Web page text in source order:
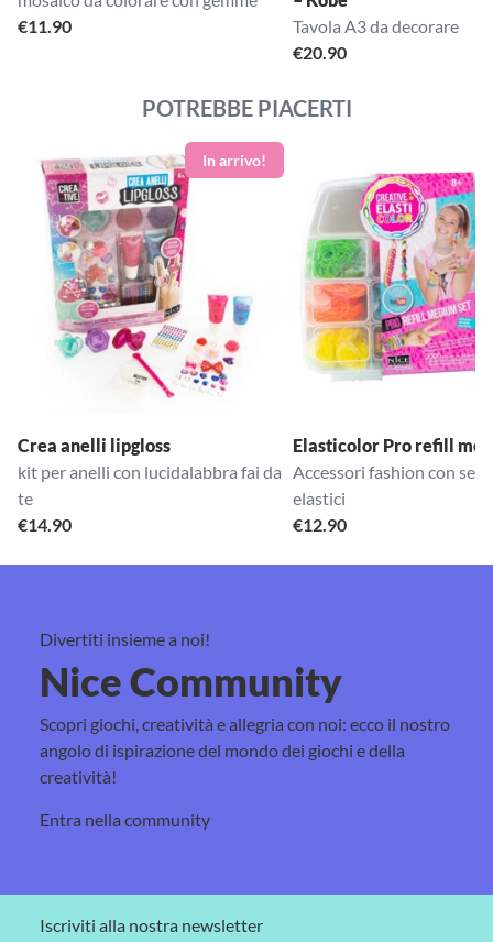
€11.90
Tavola A3 da decorare
€20.90
POTREBBE PIACERTI
Crea anelli lipgloss
kit per anelli con lucidalabbra fai da
te
€14.90
Elasticolor Pro refill
Accessori fashion con
elastici
€12.90
Divertiti insieme a noi!
Nice Community
Scopri giochi, creatività e allegria con noi: ecco il nostro
angolo di ispirazione del mondo dei giochi e della
creatività!
Entra nella community
Iscriviti alla nostra newsletter